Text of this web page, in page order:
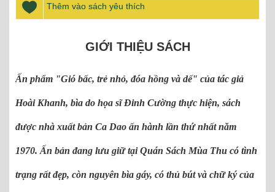
Thêm vào sách yêu thích
GIỚI THIỆU SÁCH
Ấn phẩm "Gió bấc, trẻ nhỏ, đóa hồng và dế" của tác giả
Hoài Khanh, bìa do họa sĩ Đinh Cường thực hiện, sách
được nhà xuất bản Ca Dao ấn hành lần thứ nhất năm
1970. Ấn bản đang lưu giữ tại Quán Sách Mùa Thu có tình
trạng rất đẹp, còn nguyên bìa gáy, có thủ bút và chữ ký của